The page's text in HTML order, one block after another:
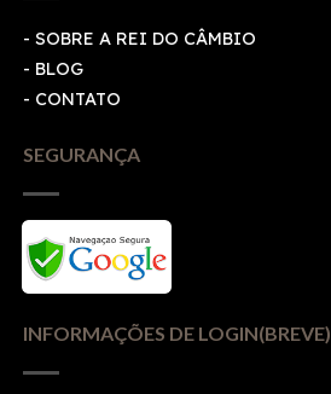
- SOBRE A REI DO CÂMBIO
- BLOG
- CONTATO
SEGURANÇA
INFORMAÇÕES DE LOGIN(BREVE)